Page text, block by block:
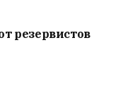
резервистов